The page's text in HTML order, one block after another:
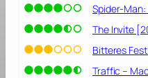
5
7
]
Spider-
The Invite
Bitteres
Traffic –